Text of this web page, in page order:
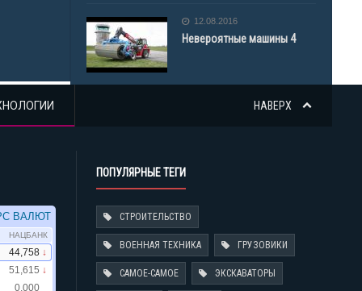
12.08.2016
Невероятные машины 4
НАВЕРХ
ПОПУЛЯРНЫЕ ТЕГИ
СТРОИТЕЛЬСТВО
ВОЕННАЯ ТЕХНИКА ГРУЗОВИКИ
САМОЕ-САМОЕ ЭКСКАВАТОРЫ